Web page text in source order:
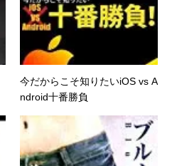
今だからこそ知りたいiOS vs A
ndroid十番勝負